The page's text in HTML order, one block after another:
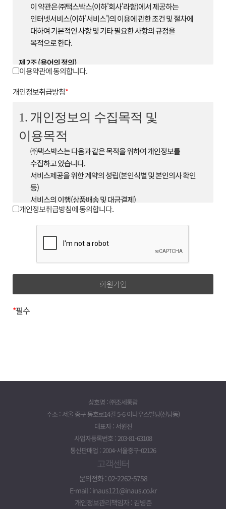
이 약관은 ㈜택스박스(이하'회사'라함)에서 제공하는
인터넷서비스(이하'서비스')의 이용에 관한 조건 및 절차에
대하여 기본적인 사항 및 기타 필요한 사항의 규정을
목적으로 한다.
제 2조 (용어의 정의)
1. 이 약관에서 사용하는 용어의 정의는 다음과 같습니다.
① 회원 : 회사와 서비스 이용에 관한 계약을 체결하고 회원
아이디를 부여받은 자
② 아이디(ID) : 서비스 이용시 회원임을 나타내며 영문 또는
숫자, 영문 숫자의 조합으로 이루어져 있으며 이용자가 회원
가입 시 중복이 되지 않는 한도
내에서 회원이 자유롭게 선정 할 수 있다.
③ 비밀번호(Password) : 회원이 부여받은 'ID'가 본인의
'ID'인지 확인하며 회원의 보호를 위해 회원이 'ID'와 함께
선정한 영문 또는 숫자, 영문 숫자의
조합이다.
④ 운영자 : 서비스의 전반적인 관리와 원활한 운영을
종료시키는 의사 표시
2. 제1항의 용어를 제외한 용어의 정의는 거래 관행 및 관계
1. 회사는 합리적 사유가 발생했을 경우 서비스 약관의
공지함으로써 효력을 발생합니다.
2. 회사의 변경된 약관을 초기화면에 공지함으로써 회원은
직접 확인할 수 있습니다. 회원은 수정된 약관에 동의하지
않을 경우 등록을 취소할 수 있으며, 서비스를 계속 이용할
경우 약관 수정에 대한 동의로 간주합니다.
이 약관에 명시되지 아니한 사항에 대해서는
전기통신기본법, 전기통신사업법, 정보통신망 이용촉진
이용약관에 동의합니다.
개인정보취급방침*
1. 개인정보의 수집목적 및
이용목적
㈜택스박스는 다음과 같은 목적을 위하여 개인정보를
수집하고 있습니다.
서비스제공을 위한 계약의 성립(본인식별 및 본인의사 확인
등)
서비스의 이행(상품배송 및 대금결제)
기타 새로운 서비스, 신상품이나 이벤트 정보 안내
단, 이용자의 기본적 인권침해의 우려가 있는 민감한
개인정보(인종 및 민족, 사상 및 신조, 출신지 및 본적지,
정치적 성향 및 범죄기록, 건강상태 및 성생활 등)는
수집하지 않습니다.
2. 수집하는 개인정보의 항목
- 회원가입정보의 경우, 회원가입을 탈퇴하거나 회원에서
- 대금지급정보의 경우, 대금의 완제일 또는
채권소멸시효기간의 만료된 때
- 배송정보의 경우, 물품 또는 서비스가 인도되거나 제공된
(단, 상법 등 법령의 규정에 의하여 보존할 필요성이 있는
경우에는 예외로 합니다.)
위 보유기간에도 불구하고 계속 보유하여야 할 필요가 있을
경우에는 귀하의 동의를 받겠습니다.
* 계약기간이 끝나고 이용요금의 정산 등으로 일정기간
개인정보취급방침에 동의합니다.
*필수
상호명 : ㈜조세통람
주소 : 서울 중구 동호로14길 5-6 이나우스빌딩(신당동)
대표자 : 서원진
사업자등록번호 : 203-81-63108
통신판매업 : 2004-서울중구-02126
고객센터
문의전화 : 02-2262-5758
E-mail : inaus121@inaus.co.kr
개인정보관리책임자 : 김병준